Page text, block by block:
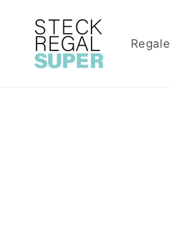
Inhalt
Regale